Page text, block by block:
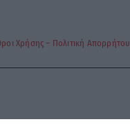
Χρήσης – Πολιτική Απορρήτου